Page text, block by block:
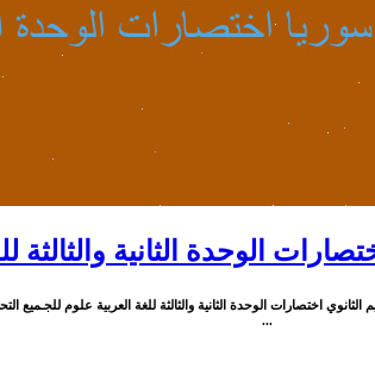
الوحدة الثانية والثالثة
...